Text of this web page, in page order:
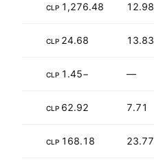
12.98
1,276.48
CLP
13.83
24.68
CLP
—
−1.45
CLP
7.71
62.92
CLP
23.77
168.18
CLP